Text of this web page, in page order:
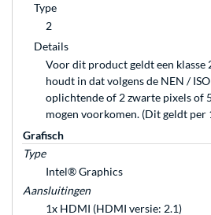
Type
2
Details
Voor dit product geldt een klasse
houdt in dat volgens de NEN /
oplichtende of 2 zwarte pixels of
mogen voorkomen. (Dit geldt per
Grafisch
Type
Intel® Graphics
Aansluitingen
1x HDMI (HDMI versie: 2.1)